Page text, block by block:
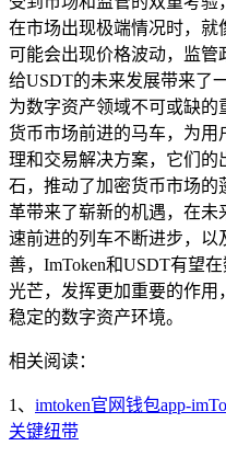
在市场出现极端情况时，就
可能会出现价格波动，监管
给USDT的未来发展带来了
为数字资产领域不可或缺
货币市场前进的马车，为用
理和交易解决方案，它们的
石，推动了加密货币市场的
革带来了崭新的机遇，在
速前进的列车不断进步，
善，ImToken和USDT有望
光芒，发挥更加重要的作用
稳定的数字资产环境。
相关阅读：
1、 imtoken官网钱包app-
关键纽带